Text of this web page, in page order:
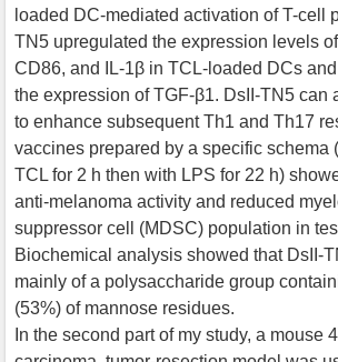
loaded DC-mediated activation of T-cell
TN5 upregulated the expression levels
CD86, and IL-1β in TCL-loaded DCs
the expression of TGF-β1. DsII-TN5 can
to enhance subsequent Th1 and Th17
vaccines prepared by a specific schema
TCL for 2 h then with LPS for 22 h)
anti-melanoma activity and reduced
suppressor cell (MDSC) population in
Biochemical analysis showed that DsII-
mainly of a polysaccharide group
(53%) of mannose residues.
In the second part of my study, a mouse